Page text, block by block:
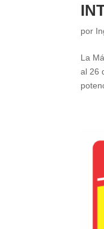
por
La
al 26